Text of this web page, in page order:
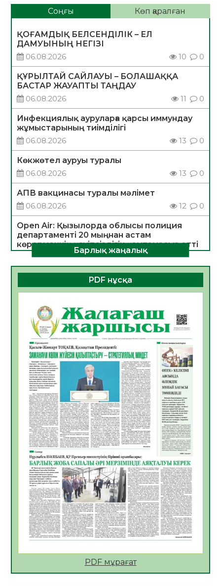
Соңғы Көп қаралған
ҚОҒАМДЫҚ БЕЛСЕНДІЛІК – ЕЛ
ДАМУЫНЫҢ НЕГІЗІ
06.08.2026
10 0
ҚҰРЫЛТАЙ САЙЛАУЫ – БОЛАШАҚҚА
БАСТАР ЖАУАПТЫ ТАҢДАУ
06.08.2026
11 0
Инфекциялық ауруларға қарсы иммундау
жұмыстарының тиімділігі
06.08.2026
13 0
Көкжөтел ауруы туралы
06.08.2026
13 0
АПВ вакцинасы туралы мәлімет
06.08.2026
12 0
Open Air: Қызылорда облысы полиция
департаменті 20 мыңнан астам
көрерменнің қауіпсіздігін қамтамасыз етті
06.08.2026
14
ҚЫЗЫЛОРДАДА «САНАЛЫ ҰРПАҚ –
ЖАРҚЫН БОЛАШАҚ» АТТЫ КЕҢЕЙТІЛГЕН
МӘЖІЛІС ӨТТІ
05.08.2026
Қазақстан Орталық Азиядағы көшуге ең
қолайлы ел атанды
05.08.2026
29
Өрт қауіпсіздігі талаптарын сақтау – әр
азаматтың міндеті
05.08.2026
29
Руслан Рүстемұлы облыс әкімінің
кеңесшісі болып тағайындалды
05.08.2026
25
Цифрландыру саласын дамыту аясында
салынатын жаңа орталықтың жобасы
талқыланды
05.08.2026
24
Алғашқы цифрлық жасанды интеллект
құралдарының таныстырылымы өтті
05.08.2026
25
Құрылтай үшін дауыс беруге дайын
Барлық жаңалық
PDF нұсқа
PDF мұрағат